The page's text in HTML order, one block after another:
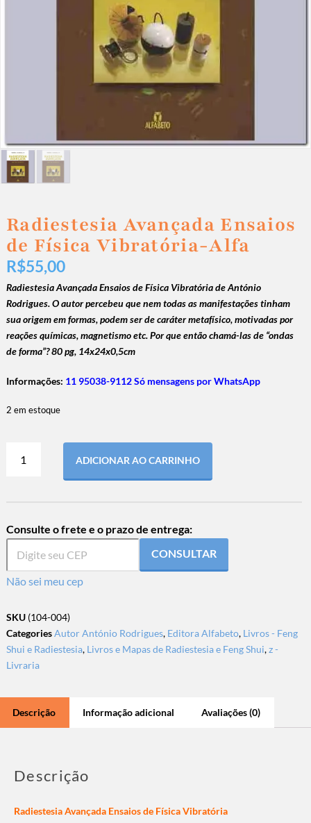
Radiestesia Avançada Ensaios
de Física Vibratória-Alfa
R$55,00
Radiestesia Avançada Ensaios de Física Vibratória de António
Rodrigues. O autor percebeu que nem todas as manifestações tinham
sua origem em formas, podem ser de caráter metafísico, motivadas por
reações químicas, magnetismo etc. Por que então chamá-las de “ondas
de forma”? 80 pg, 14x24x0,5cm
Informações: 11 95038-9112 Só mensagens por WhatsApp
2 em estoque
ADICIONAR AO CARRINHO
Consulte o frete e o prazo de entrega:
CONSULTAR
Não sei meu cep
SKU (104-004)
CategoriesAutor António Rodrigues, Editora Alfabeto, Livros - Feng
Shui e Radiestesia, Livros e Mapas de Radiestesia e Feng Shui,z -
Livraria
Descrição Informação adicional Avaliações (0)
Descrição
Radiestesia Avançada Ensaios de Física Vibratória